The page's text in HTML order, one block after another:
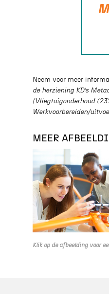
Neem voor meer
de herziening KD’s
(Vliegtuigonderhoud
Werkvoorbereiden/
MEER
Klik op de afbeelding voor